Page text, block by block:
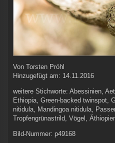
Von Torsten Pröhl
Hinzugefügt am: 14.11.2016
weitere Stichworte: Abessinien,
Ethiopia, Green-backed twinspot,
nitidula, Mandingoa nitidula,
Tropfengrünastrild, Vögel,
Bild-Nummer: p49168